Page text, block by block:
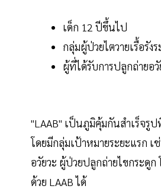
เด็ก 12 ปีขึ้นไป
กลุ่มผู้ป่วยไตวายเรื้อรั
ผู้ที่ได้รับการปลูกถ่ายอ
"LAAB" เป็นภูมิคุ้มกันสำเร็จรู
โดยมีกลุ่มเป้าหมายระยะแรก
อวัยวะ ผู้ป่วยปลูกถ่ายไขกระดู
ด้วย LAAB ได้